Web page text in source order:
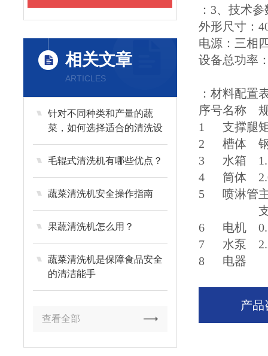
相关文章
ARTICLES
针对不同种类和产量的蔬
菜，如何选择适合的清洗设
备？
毛辊式清洗机有哪些优点？
蔬菜清洗机安全操作指南
果蔬清洗机怎么用？
蔬菜清洗机是保障食品安全
的清洁能手
查看全部
：3、技术
外形尺寸：
电源：三相
设备总功率
：材料配置
序号名称
1
支撑腿
2
槽体
3
水箱
4
筒体
5
喷淋管
6
电机
7
水泵
8
电器
产品